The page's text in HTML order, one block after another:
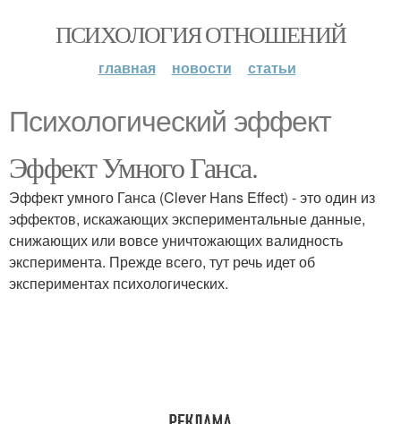
ПСИХОЛОГИЯ ОТНОШЕНИЙ
главная новости статьи
Психологический эффект
Эффект Умного Ганса.
Эффект умного Ганса (Clever Hans Effect) - это один из
эффектов, искажающих экспериментальные данные,
снижающих или вовсе уничтожающих валидность
эксперимента. Прежде всего, тут речь идет об
экспериментах психологических.